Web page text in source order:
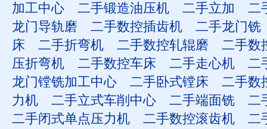
加工中心
二手锻造油压机 二手立加
二
龙门导轨磨
二手数控插齿机
二手龙门铣
床
二手折弯机 二手数控轧辊磨
二手数
压折弯机
二手数控车床 二手走心机
二
龙门镗铣加工中心
二手卧式镗床
二手数
力机
二手立式车削中心 二手端面铣
二
二手闭式单点压力机
二手数控滚齿机
二